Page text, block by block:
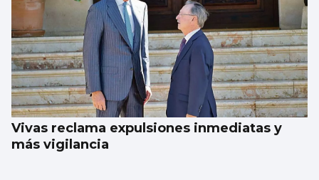
Vivas reclama expulsiones inmediatas y
más vigilancia